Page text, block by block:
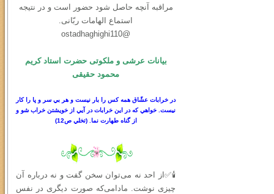
مراقبه آنچه حاصل شود حضور است و در نتیجه
استماع الهامات ربّانی.
@ostadhaghighi110
بیانات عرشی و ملکوتی حضرت استاد کریم
محمود حقیقی
در خرابات عشّاق همه كس را بار نيست و هر بي سر و پا را كار
نيست. خواهي كه در اين خرابات در آيي از خويشتن خراب شو و
از گناه طهارت نما.
(تخلي ص12)
🕯✅از احد نه می‌توان سخن گفت و نه درباره آن
چیزی نوشت. مادامی‌که صورت دیگری در نفس